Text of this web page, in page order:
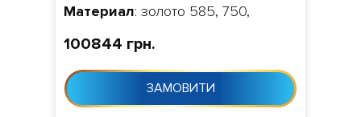
Материал: золото 585, 750,
VVS1/VVS2,
Виготовлення 10-24 дня з моменту
замовлення
100844 грн.
ЗАМОВИТИ